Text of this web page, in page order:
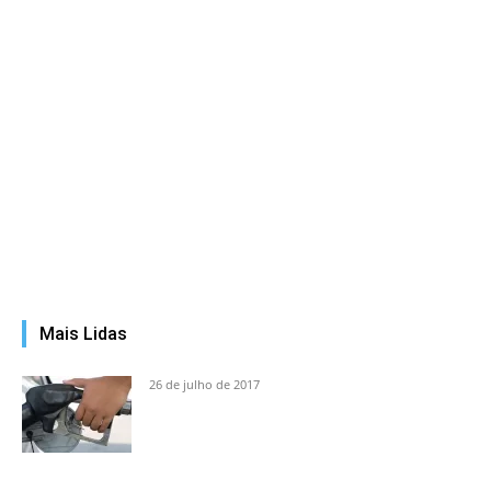
Mais Lidas
26 de julho de 2017